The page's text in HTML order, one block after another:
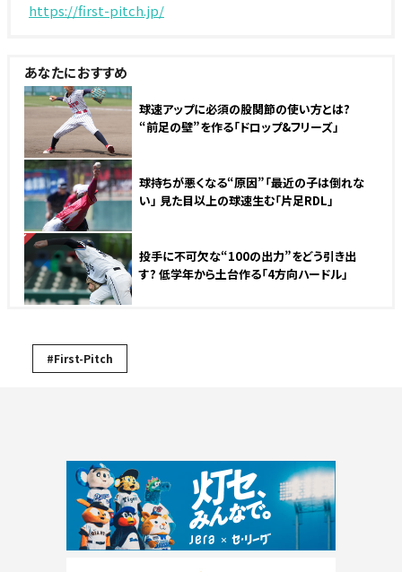
https://first-pitch.jp/
あなたにおすすめ
球速アップに必須の股関節の使い方とは?
“前足の壁”を作る「ドロップ&フリーズ」
球持ちが悪くなる“原因”「最近の子は倒れな
い」 見た目以上の球速生む「片足RDL」
NEW
投手に不可欠な“100の出力”をどう引き出
す? 低学年から土台作る「4方向ハードル」
#First-Pitch